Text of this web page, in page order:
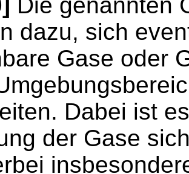
dazu, sich
Gase oder
Dabei ist
der Gase